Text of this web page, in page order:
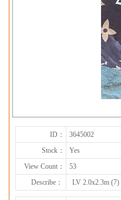
ID： 3645002
Stock：
Yes
View Count：
53
Describe：
LV 2.0x2.3m (7)